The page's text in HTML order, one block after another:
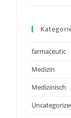
farmaceutic
Medizin
Medizinisch